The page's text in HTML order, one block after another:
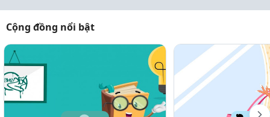
Cộng đồng nổi bật